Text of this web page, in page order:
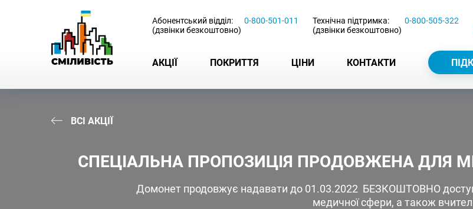
Абонентський відділ:
(дзвінки безкоштовно)
0-800-501-011
Технічна підтримка:
(дзвінки безкоштовно)
0-800-505-322
АКЦІЇ ПОКРИТТЯ ЦІНИ КОНТАКТИ
ВСІ АКЦІЇ
СПЕЦІАЛЬНА ПРОПОЗИЦІЯ ПРОДОВЖЕНА ДЛЯ
Домонет продовжує надавати до 01.03.2022 БЕЗКОШТОВНО доступ
медичної сфери, а також